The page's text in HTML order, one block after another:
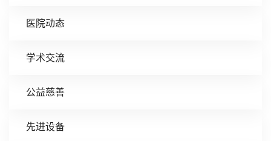
医院动态
学术交流
公益慈善
先进设备